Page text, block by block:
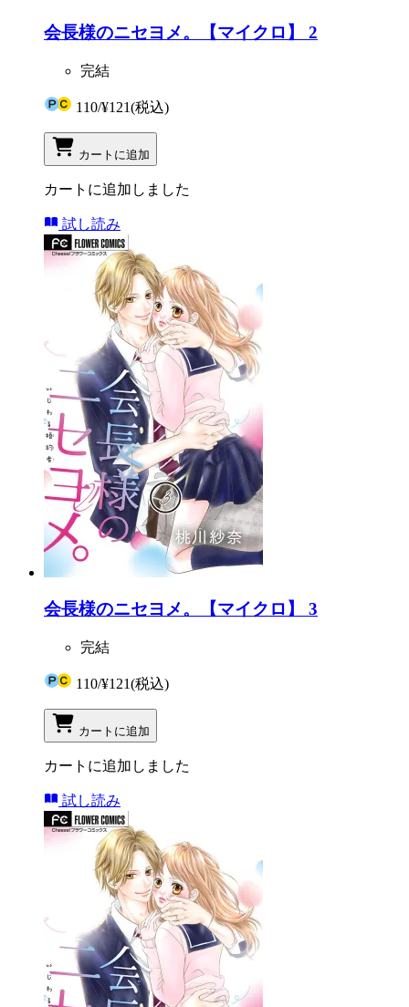
会長様のニセヨメ。【マイクロ】 2
完結
110/¥121(税込)
カートに追加
カートに追加しました
試し読み
会長様のニセヨメ。【マイクロ】 3
完結
110/¥121(税込)
カートに追加
カートに追加しました
試し読み